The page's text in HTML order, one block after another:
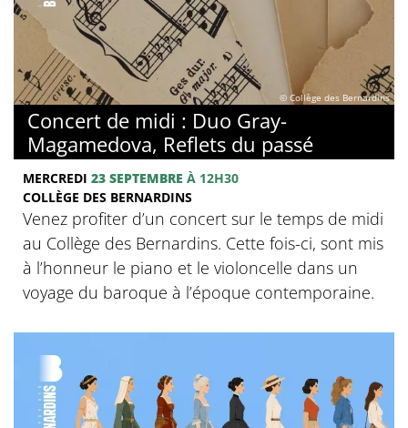
© Collège des Bernardins
Concert de midi : Duo Gray-
Magamedova, Reflets du passé
MERCREDI 23 SEPTEMBRE À 12H30
COLLÈGE DES BERNARDINS
Venez profiter d’un concert sur le temps de midi
au Collège des Bernardins. Cette fois-ci, sont mis
à l’honneur le piano et le violoncelle dans un
voyage du baroque à l’époque contemporaine.